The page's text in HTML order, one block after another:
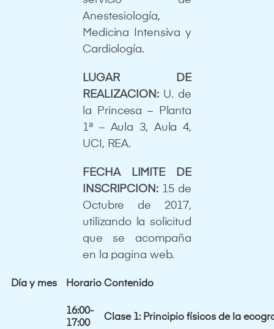
Anestesiología,
Medicina Intensiva y
Cardiología.
LUGAR DE
REALIZACION: U. de
la Princesa – Planta
1ª – Aula 3, Aula 4,
UCI, REA.
FECHA LIMITE DE
INSCRIPCION:
15 de
Octubre de 2017,
utilizando la solicitud
que se acompaña
en la pagina web.
Día y mes Horario Contenido
16:00-
17:00
Clase 1: Principio físicos de la